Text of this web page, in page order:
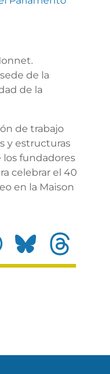
de la
de la
de trabajo
y estructuras
los fundadores
celebrar el 40
en la Maison
WhatsApp Bluesky